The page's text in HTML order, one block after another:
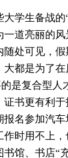
大学生备战
一道亮丽的
随处可见，
大都是为了
是复合型人
证书更有利
报名参加汽
作时用不上
馆、书店“